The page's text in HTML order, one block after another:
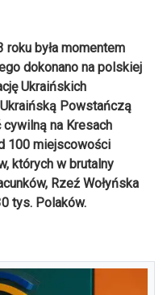
była momentem
dokonano na polskiej
Ukraińskich
Powstańczą
na Kresach
100 miejscowości
których w brutalny
Rzeź Wołyńska
tys. Polaków.